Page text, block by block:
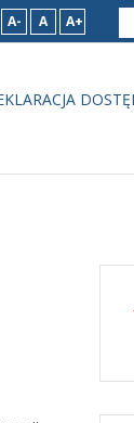
A- A A+